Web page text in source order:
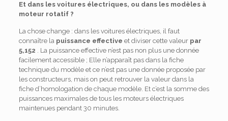
Et dans les voitures électriques, ou dans les modèles à
moteur rotatif ?
La chose change : dans les voitures électriques, il faut
connaître la puissance effective et diviser cette valeur par
5,152 . La puissance effective n’est pas non plus une donnée
facilement accessible ; Elle n’apparaît pas dans la fiche
technique du modèle et ce n’est pas une donnée proposée par
les constructeurs, mais on peut retrouver la valeur dans la
fiche d’homologation de chaque modèle. Et c’est la somme des
puissances maximales de tous les moteurs électriques
maintenues pendant 30 minutes.